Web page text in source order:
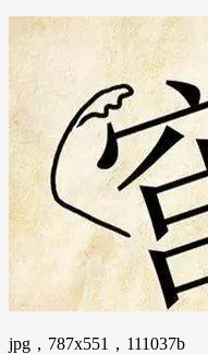
jpg，787x551，111037b